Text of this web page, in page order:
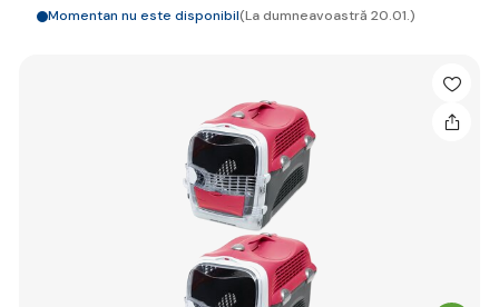
Momentan nu este disponibil(La dumneavoastră 20.01.)